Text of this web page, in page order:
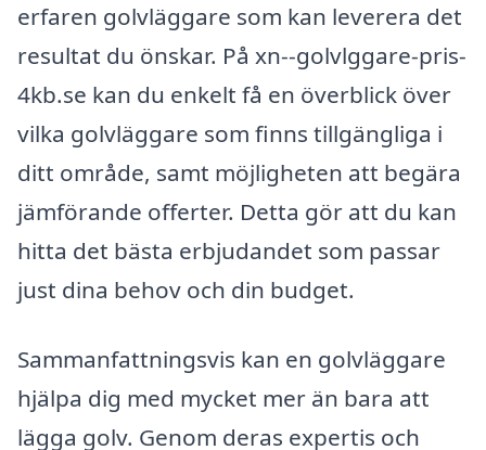
erfaren golvläggare som kan leverera det
resultat du önskar. På xn--golvlggare-pris-
4kb.se kan du enkelt få en överblick över
vilka golvläggare som finns tillgängliga i
ditt område, samt möjligheten att begära
jämförande offerter. Detta gör att du kan
hitta det bästa erbjudandet som passar
just dina behov och din budget.
Sammanfattningsvis kan en golvläggare
hjälpa dig med mycket mer än bara att
lägga golv. Genom deras expertis och